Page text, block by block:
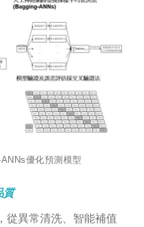
優化預測模型
質
從異常清洗、智能補值